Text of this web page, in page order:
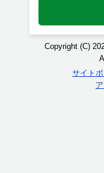
Copyright (C)
サイト